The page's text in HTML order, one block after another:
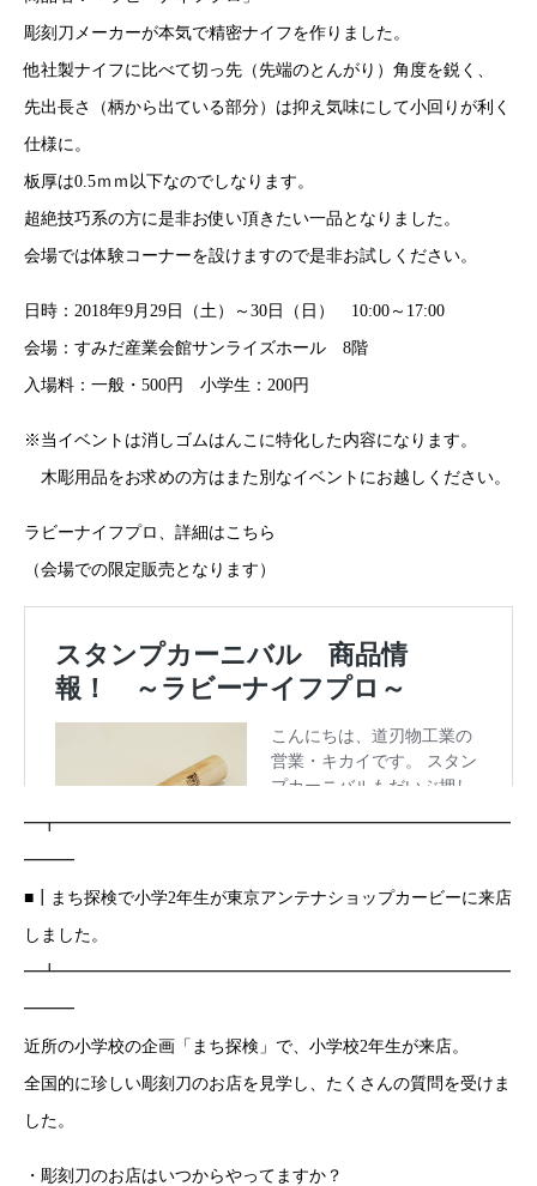
彫刻刀メーカーが本気で精密ナイフを作りました。
他社製ナイフに比べて切っ先（先端のとんがり）角度を鋭く、
先出長さ（柄から出ている部分）は抑え気味にして小回りが利く
仕様に。
板厚は0.5ｍｍ以下なのでしなります。
超絶技巧系の方に是非お使い頂きたい一品となりました。
会場では体験コーナーを設けますので是非お試しください。
日時：2018年9月29日（土）～30日（日） 10:00～17:00
会場：すみだ産業会館サンライズホール 8階
入場料：一般・500円 小学生：200円
※当イベントは消しゴムはんこに特化した内容になります。
木彫用品をお求めの方はまた別なイベントにお越しください。
ラビーナイフプロ、詳細はこちら
（会場での限定販売となります）
━┳━━━━━━━━━━━━━━━━━━━━━━━━━━━
━━━
■┃まち探検で小学2年生が東京アンテナショップカービーに来店
しました。
━┻━━━━━━━━━━━━━━━━━━━━━━━━━━━
━━━
近所の小学校の企画「まち探検」で、小学校2年生が来店。
全国的に珍しい彫刻刀のお店を見学し、たくさんの質問を受けま
した。
・彫刻刀のお店はいつからやってますか？